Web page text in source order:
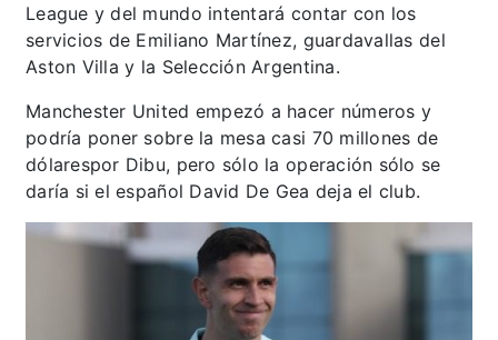
League y del mundo intentará contar con los
servicios de Emiliano Martínez, guardavallas del
Aston Villa y la Selección Argentina.
Manchester United empezó a hacer números y
podría poner sobre la mesa casi 70 millones de
dólarespor Dibu, pero sólo la operación sólo se
daría si el español David De Gea deja el club.